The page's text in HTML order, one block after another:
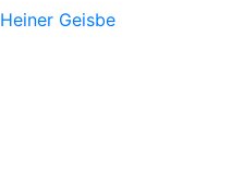
Heiner Geisbe